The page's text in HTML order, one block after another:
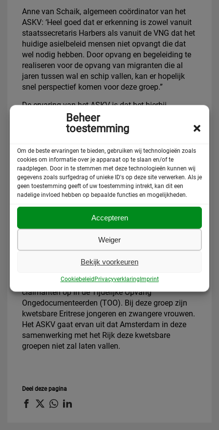
Beheer
toestemming
Om de beste ervaringen te bieden, gebruiken wij technologieën zoals
cookies om informatie over je apparaat op te slaan en/of te
raadplegen. Door in te stemmen met deze technologieën kunnen wij
gegevens zoals surfgedrag of unieke ID's op deze site verwerken. Als je
geen toestemming geeft of uw toestemming intrekt, kan dit een
nadelige invloed hebben op bepaalde functies en mogelijkheden.
Accepteren
Weiger
Bekijk voorkeuren
CookiebeleidPrivacyverklaringImprint
Anne van Schaik, algemeen coördinator van het
ASKV: ‘Heel goed dat er erkenning is zowel vanuit
staatssecretaris Harbers als vanuit de VNG dat het
huidige asielbeleid mensen niet opvangt die dat
wel nodig hebben. Door opvang en begeleiding te
realiseren voor de opvang van migranten die al
jaren tussen wal en schip vallen, kan er hopelijk
snel perspectief komen voor deze groep.”
De ervaring van het ASKV is dat het hierbij
onverstandig is teveel nadruk te leggen op vertrek.
In 2017 heeft het ASKV bijvoorbeeld voor bijna
50% van haar cliënten die eerst door de IND waren
afgewezen ervoor kunnen zorgen dat de illegale
situatie waarin zij zich bevonden, werd beëindigd.
Het akkoord tussen staatssecretaris Harbers en de
VNG wordt gevolgd door onderhandelingen tussen
de gemeenten en lokale en ketenpartners. In
Amsterdam is dat gedaan via drie heidagen in
oktober en november. Van Schaik: ‘De gesprekken
zijn tot nu toe constructief, en we verwachten dat
ook onze aandachtspunten, zoals de termijn,
doelgroep en onafhankelijkheid van de
organisaties, worden meegenomen. ‘
Het huidige college vangt nu ook Dublin-
claimanten op in de Tijdelijke Opvang
Ongedocumenteerden (TOO). Bij deze groep zijn
kwetsbare Eritrese jongeren en zwangere vrouwen.
Het ASKV gaat ervan uit dat Amsterdam in deze
samenwerking met het Rijk deze kwetsbare
groepen niet zal laten vallen.
Deel deze pagina